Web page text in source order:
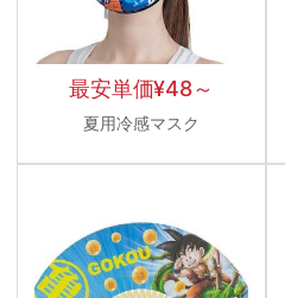
最安単価¥48～
夏用冷感マスク